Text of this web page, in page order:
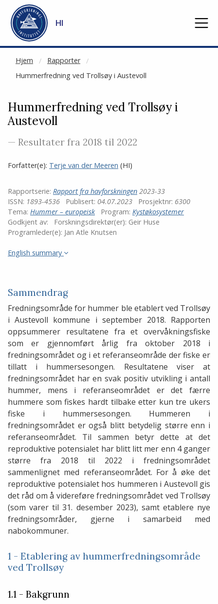
Gå til hovedinnhold
HI
Hjem
Rapporter
Hummerfredning ved Trollsøy i Austevoll
NOT CACHED
Hummerfredning ved Trollsøy i
Austevoll
— Resultater fra 2018 til 2022
Forfatter(e): Terje van der Meeren (HI)
Rapportserie: Rapport fra havforskningen 2023-33
ISSN: 1893-4536 Publisert: 04.07.2023 Prosjektnr: 6300
Tema: Hummer – europeisk Program: Kystøkosystemer
Godkjent av:
Forskningsdirektør(er): Geir Huse
Programleder(e): Jan Atle Knutsen
English summary
Sammendrag
Fredningsområde for hummer ble etablert ved Trollsøy
i Austevoll kommune i september 2018. Rapporten
oppsummerer resultatene fra et overvåkningsfiske
som er gjennomført årlig fra oktober 2018 i
fredningsområdet og i et referanseområde der fiske er
tillatt i hummersesongen. Resultatene viser at
fredningsområdet har en svak positiv utvikling i antall
hummer, mens i referanseområdet er det færre
hummere som fiskes hardt tilbake etter kun tre ukers
fiske i hummersesongen. Hummeren i
fredningsområdet er også blitt betydelig større enn i
referanseområdet. Til sammen betyr dette at det
reproduktive potensialet har blitt litt mer enn 4 ganger
større fra 2018 til 2022 i fredningsområdet
sammenlignet med referanseområdet. For å øke det
reproduktive potensialet hos hummeren i Austevoll gis
det råd om å videreføre fredningsområdet ved Trollsøy
(som varer til 31. desember 2023), samt etablere nye
fredningsområder, gjerne i samarbeid med
nabokommuner.
1 - Etablering av hummerfredningsområde
ved Trollsøy
1.1 - Bakgrunn